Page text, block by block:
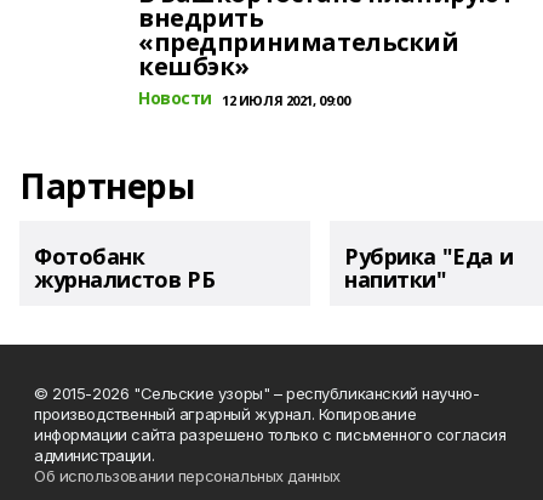
внедрить
«предпринимательский
кешбэк»
Новости 12 ИЮЛЯ 2021, 09:00
Партнеры
Фотобанк
журналистов РБ
Рубрика "Еда и
напитки"
© 2015-2026 "Сельские узоры" – республиканский научно-
производственный аграрный журнал. Копирование
информации сайта разрешено только с письменного согласия
администрации.
Об использовании персональных данных